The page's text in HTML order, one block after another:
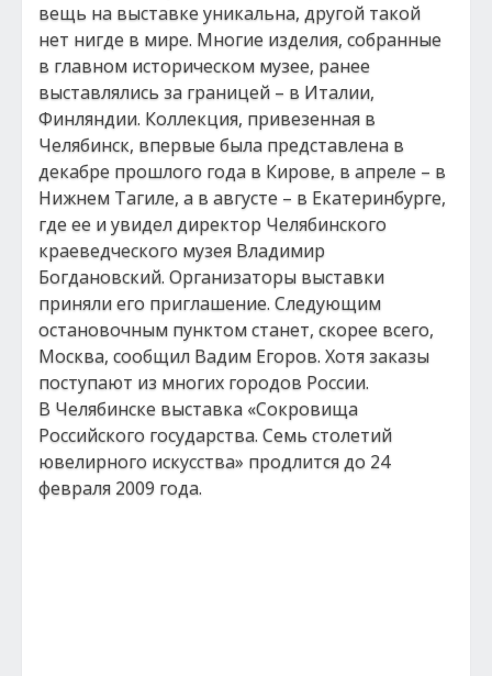
вещь на выставке уникальна, другой такой
нет нигде в мире. Многие изделия, собранные
в главном историческом музее, ранее
выставлялись за границей – в Италии,
Финляндии. Коллекция, привезенная в
Челябинск, впервые была представлена в
декабре прошлого года в Кирове, в апреле – в
Нижнем Тагиле, а в августе – в Екатеринбурге,
где ее и увидел директор Челябинского
краеведческого музея Владимир
Богдановский. Организаторы выставки
приняли его приглашение. Следующим
остановочным пунктом станет, скорее всего,
Москва, сообщил Вадим Егоров. Хотя заказы
поступают из многих городов России.
В Челябинске выставка «Сокровища
Российского государства. Семь столетий
ювелирного искусства» продлится до 24
февраля 2009 года.